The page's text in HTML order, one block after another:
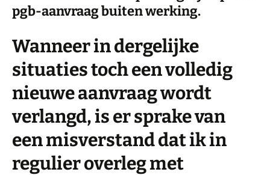
pgb-aanvraag buiten werking.
Wanneer in dergelijke
situaties toch een volledig
nieuwe aanvraag wordt
verlangd, is er sprake van
een misverstand dat ik in
regulier overleg met